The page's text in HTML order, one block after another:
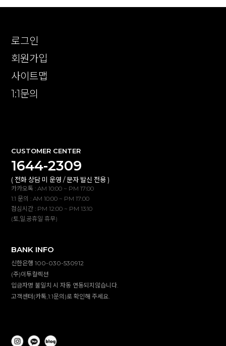
로그인
회원가입
사이트맵
1:1문의
CUSTOMER CENTER
1644-2309
( 전화 상담 미 운영 / 문자 발신 전용 )
카카오톡 : AM 10:00 ~ PM 17:00
1:1 문의 : AM 10:00 ~ PM 17:00
점심시간 : PM 12:00 ~ PM 13:10
(토,일,공휴일 휴무)
BANK INFO
신한은행 100-030-530912
(주)이투컬렉션
입금자명 불일치 시 자동 연동되지않습니다.
고객센터(카톡,1:1문의)로 확인해 주세요.